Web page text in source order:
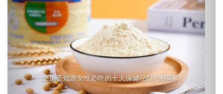
您是否知道女性必吃的十大保健品排行榜吗？